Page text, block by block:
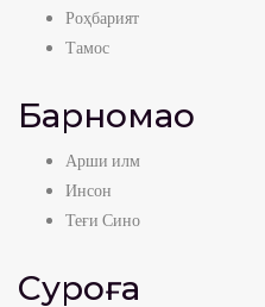
Роҳбарият
Тамос
Барномаҳо
Арши илм
Инсон
Теғи Сино
Суроға